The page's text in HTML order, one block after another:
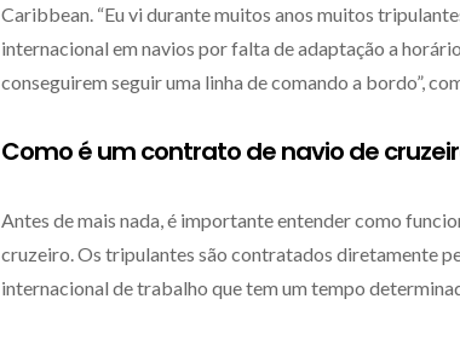
Caribbean. “Eu vi durante muitos anos muitos
internacional em navios por falta de adaptação a
conseguirem seguir uma linha de comando a bordo”,
Como é um contrato de navio de
Antes de mais nada, é importante entender como
cruzeiro. Os tripulantes são contratados diretamente
internacional de trabalho que tem um tempo